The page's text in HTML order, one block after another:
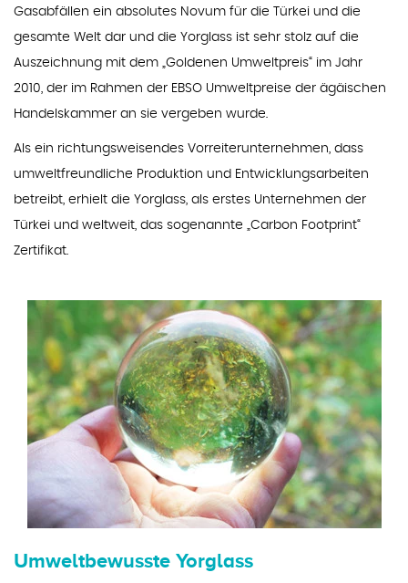
Gasabfällen ein absolutes Novum für die Türkei und die
gesamte Welt dar und die Yorglass ist sehr stolz auf die
Auszeichnung mit dem „Goldenen Umweltpreis“ im Jahr
2010, der im Rahmen der EBSO Umweltpreise der ägäischen
Handelskammer an sie vergeben wurde.
Als ein richtungsweisendes Vorreiterunternehmen, dass
umweltfreundliche Produktion und Entwicklungsarbeiten
betreibt, erhielt die Yorglass, als erstes Unternehmen der
Türkei und weltweit, das sogenannte „Carbon Footprint“
Zertifikat.
Umweltbewusste Yorglass